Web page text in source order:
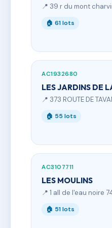
📍 39 r du mont
🏠 61 lots
AC1932680
LES JARDINS DE
📍 373 ROUTE DE
🏠 55 lots
AC3107711
LES MOULINS
📍 1 all de l'eau noire
🏠 51 lots